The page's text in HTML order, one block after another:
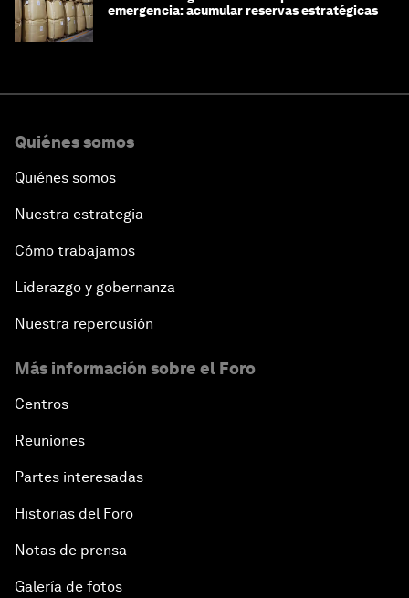
emergencia: acumular reservas estratégicas
Quiénes somos
Quiénes somos
Nuestra estrategia
Cómo trabajamos
Liderazgo y gobernanza
Nuestra repercusión
Más información sobre el Foro
Centros
Reuniones
Partes interesadas
Historias del Foro
Notas de prensa
Galería de fotos